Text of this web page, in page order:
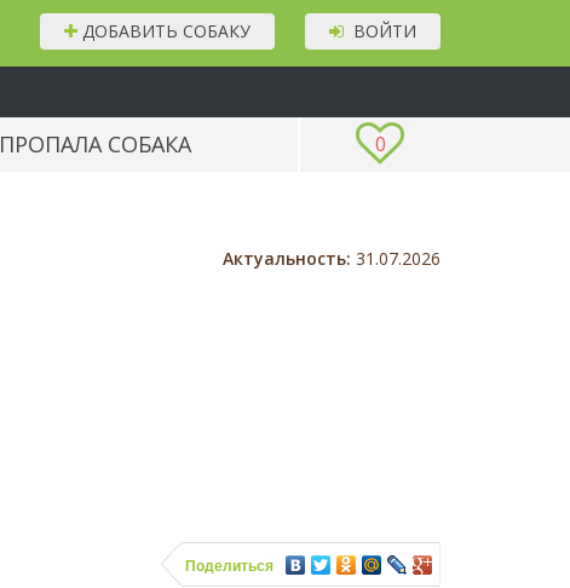
ВОЙТИ
ДОБАВИТЬ СОБАКУ
0
ПРОПАЛА СОБАКА
Актуальность: 31.07.2026
Поделиться